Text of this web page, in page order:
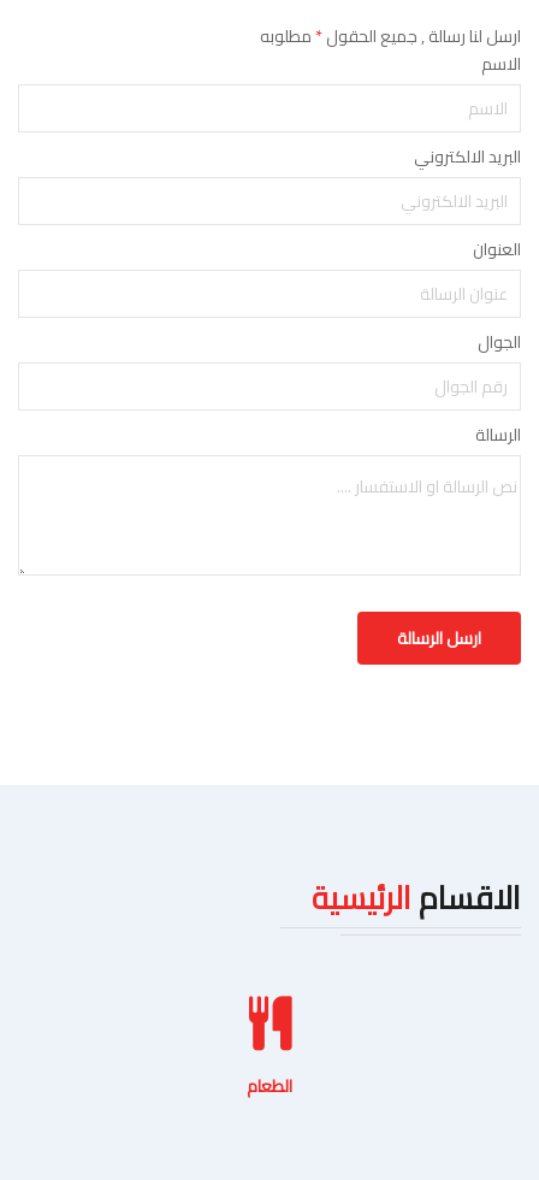
ارسل لنا رسالة , جميع الحقول*مطلوبه
الاسم
البريد الالكتروني
العنوان
الجوال
الرسالة
الاقسامالرئيسية
الطعام